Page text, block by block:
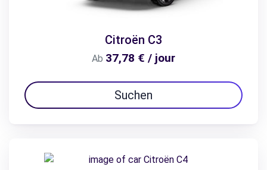
Citroën C3
Ab 37,78 € / jour
Suchen